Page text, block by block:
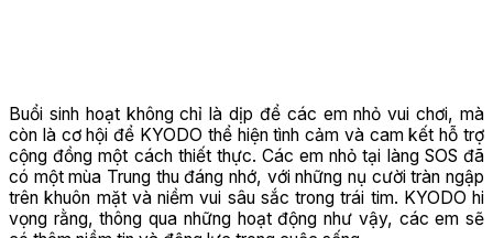
Buổi sinh hoạt không chỉ là dịp để các em nhỏ vui chơi, mà
còn là cơ hội để KYODO thể hiện tình cảm và cam kết hỗ trợ
cộng đồng một cách thiết thực. Các em nhỏ tại làng SOS đã
có một mùa Trung thu đáng nhớ, với những nụ cười tràn ngập
trên khuôn mặt và niềm vui sâu sắc trong trái tim. KYODO hi
vọng rằng, thông qua những hoạt động như vậy, các em sẽ